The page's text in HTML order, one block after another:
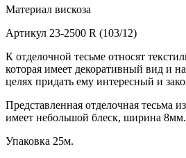
Материал вискоза
Артикул 23-2500 R (103/12)
К отделочной тесьме относят
которая имеет декоративный вид и
целях придать ему интересный и
Представленная отделочная тесьма
имеет небольшой блеск, ширина 8мм.
Упаковка 25м.